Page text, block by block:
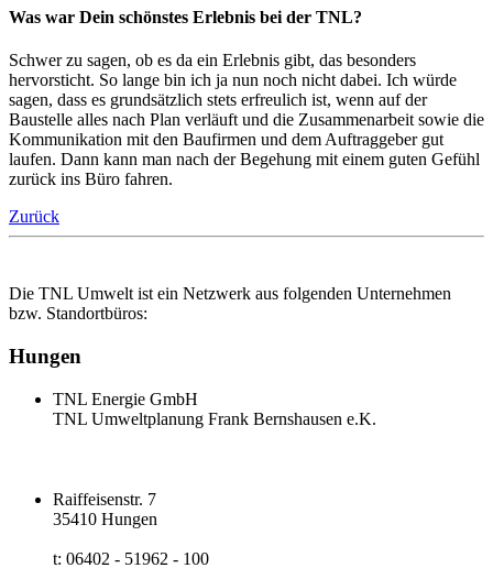
Was war Dein schönstes Erlebnis bei der TNL?
Schwer zu sagen, ob es da ein Erlebnis gibt, das besonders
hervorsticht. So lange bin ich ja nun noch nicht dabei. Ich würde
sagen, dass es grundsätzlich stets erfreulich ist, wenn auf der
Baustelle alles nach Plan verläuft und die Zusammenarbeit sowie die
Kommunikation mit den Baufirmen und dem Auftraggeber gut
laufen. Dann kann man nach der Begehung mit einem guten Gefühl
zurück ins Büro fahren.
Zurück
Die TNL Umwelt ist ein Netzwerk aus folgenden Unternehmen
bzw. Standortbüros:
Hungen
TNL Energie GmbH
TNL Umweltplanung Frank Bernshausen e.K.
Raiffeisenstr. 7
35410 Hungen
t: 06402 - 51962 - 100